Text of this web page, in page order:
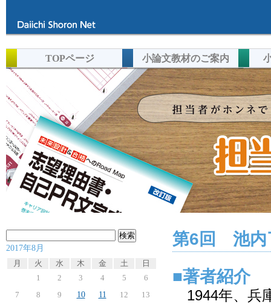
TOPページ 小論文教材のご案内
索:
2017年8月
月
火 水 木 金 土 日
1 2 3 4 5
6
7
8 9 10 11 12
13
第6回 池内
■著者紹介
1944年、兵